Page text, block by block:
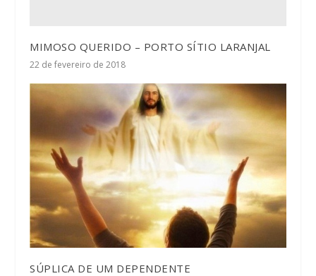
MIMOSO QUERIDO – PORTO SÍTIO LARANJAL
22 de fevereiro de 2018
SÚPLICA DE UM DEPENDENTE